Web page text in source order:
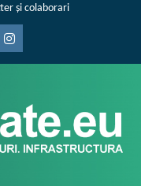
și colaborari
Instagram